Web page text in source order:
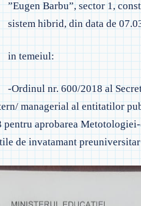
UTILE
INTERN
ORGANIZARE
PERSONAL
CLASE
◎ GHID ÎNVĂȚĂMÂNT
◎ CRITERII DE DEPARTAJARE
◎ ORDIN PRIVIND ÎNSCRIEREA
PREȘCOLAR 2025-2026
◎
◎
◎
◎
–
”Eugen Barbu”, sector 1,
sistem hibrid, din data de
in temeiul:
-Ordinul nr. 600/2018 al
managerial al entitatilor
aprobarea
de invatamant preuniversitar